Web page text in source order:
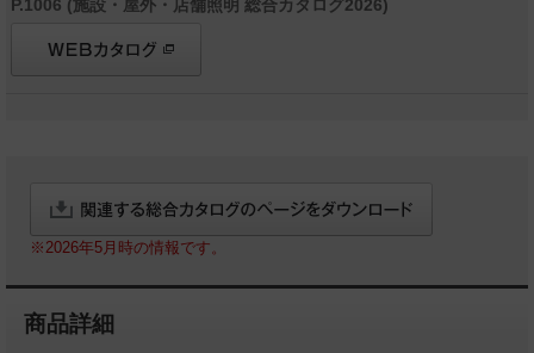
P.1006 (施設・屋外・店舗照明 総合カタログ2026)
※2026年5月時の情報です。
商品詳細